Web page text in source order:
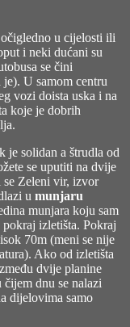
u cijelosti ili
i neki dućani su
se čini
U samom centru
vozi doista uska i na
koje je dobrih
je solidan a štrudla od
se uputiti na dvije
se Zeleni vir, izvor
u munjaru
munjara koju sam
izletišta. Pokraj
70m (meni se nije
Ako od izletišta
dvije planine
dnu se nalazi
dijelovima samo